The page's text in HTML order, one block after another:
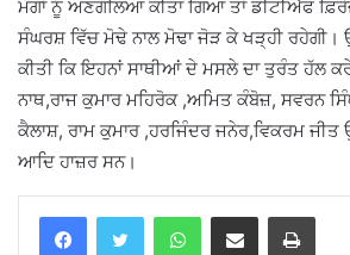
ਮੰਗਾਂ ਨੂੰ ਅਣਗੌਲਿਆ ਕੀਤਾ ਗਿਆ ਤਾਂ ਡੀਟੀਐੱਫ
ਸੰਘਰਸ਼ ਵਿੱਚ ਮੋਢੇ ਨਾਲ ਮੋਢਾ ਜੋੜ ਕੇ ਖੜ੍ਹੀ ਰਹੇਗੀ।
ਕੀਤੀ ਕਿ ਇਹਨਾਂ ਸਾਥੀਆਂ ਦੇ ਮਸਲੇ ਦਾ ਤੁਰੰਤ ਹੱਲ
ਨਾਥ,ਰਾਜ ਕੁਮਾਰ ਮਹਿਰੋਕ ,ਅਮਿਤ ਕੰਬੋਜ਼, ਸਵਰਨ
ਕੈਲਾਸ਼, ਰਾਮ ਕੁਮਾਰ ,ਹਰਜਿੰਦਰ ਜਨੇਰ,ਵਿਕਰਮ
ਆਦਿ ਹਾਜ਼ਰ ਸਨ।
WhatsAppShare via Email Print